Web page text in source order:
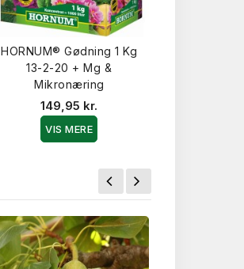
HORNUM® Gødning 1 Kg
13-2-20 + Mg &
Mikronæring
149,95 kr.
VIS MERE